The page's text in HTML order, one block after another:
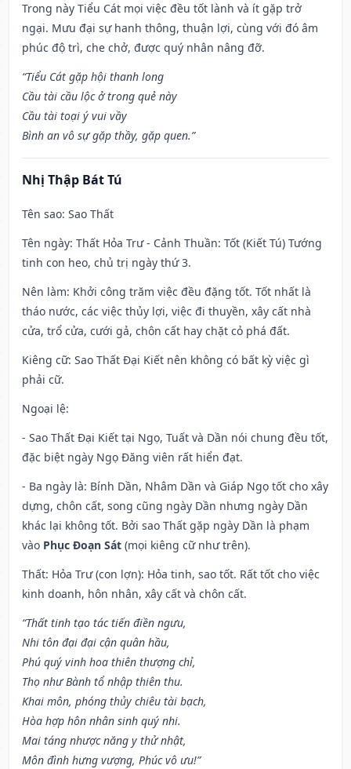
Trong này Tiểu Cát mọi việc đều tốt lành và ít gặp trở
ngại. Mưu đại sự hanh thông, thuận lợi, cùng với đó âm
phúc độ trì, che chở, được quý nhân nâng đỡ.
“Tiểu Cát gặp hội thanh long
Cầu tài cầu lộc ở trong quẻ này
Cầu tài toại ý vui vầy
Bình an vô sự gặp thầy, gặp quen.”
Nhị Thập Bát Tú
Tên sao: Sao Thất
Tên ngày: Thất Hỏa Trư - Cảnh Thuần: Tốt (Kiết Tú) Tướng
tinh con heo, chủ trị ngày thứ 3.
Nên làm: Khởi công trăm việc đều đặng tốt. Tốt nhất là
tháo nước, các việc thủy lợi, việc đi thuyền, xây cất nhà
cửa, trổ cửa, cưới gả, chôn cất hay chặt cỏ phá đất.
Kiêng cữ: Sao Thất Đại Kiết nên không có bất kỳ việc gì
phải cữ.
Ngoại lệ:
- Sao Thất Đại Kiết tại Ngọ, Tuất và Dần nói chung đều tốt,
đặc biệt ngày Ngọ Đăng viên rất hiển đạt.
- Ba ngày là: Bính Dần, Nhâm Dần và Giáp Ngọ tốt cho xây
dựng, chôn cất, song cũng ngày Dần nhưng ngày Dần
khác lại không tốt. Bởi sao Thất gặp ngày Dần là phạm
vào Phục Đoạn Sát (mọi kiêng cữ như trên).
Thất: Hỏa Trư (con lợn): Hỏa tinh, sao tốt. Rất tốt cho việc
kinh doanh, hôn nhân, xây cất và chôn cất.
“Thất tinh tạo tác tiến điền ngưu,
Nhi tôn đại đại cận quân hầu,
Phú quý vinh hoa thiên thượng chỉ,
Thọ như Bành tổ nhập thiên thu.
Khai môn, phóng thủy chiêu tài bạch,
Hòa hợp hôn nhân sinh quý nhi.
Mai táng nhược năng y thử nhật,
Môn đình hưng vượng, Phúc vô ưu!”